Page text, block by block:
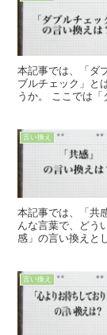
本記事では、「ダ
ブルチェック」と
うか。 ここでは
言い換え
本記事では、「共
んな言葉で、どう
感」の言い換えと
言い換え